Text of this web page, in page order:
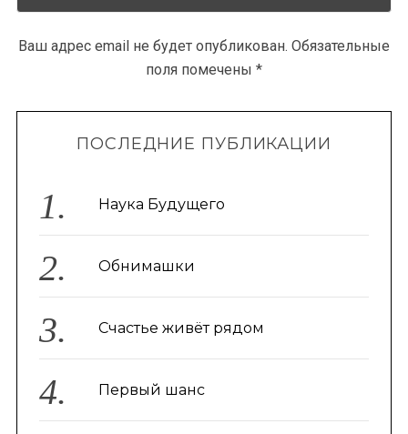
Ваш адрес email не будет опубликован. Обязательные
поля помечены *
ПОСЛЕДНИЕ ПУБЛИКАЦИИ
Наука Будущего
Обнимашки
Счастье живёт рядом
Первый шанс